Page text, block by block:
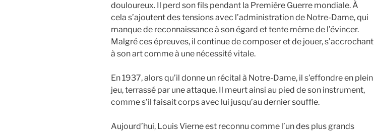
douloureux. Il perd son fils pendant la Première Guerre mondiale. À
cela s’ajoutent des tensions avec l’administration de Notre-Dame, qui
manque de reconnaissance à son égard et tente même de l’évincer.
Malgré ces épreuves, il continue de composer et de jouer, s’accrochant
à son art comme à une nécessité vitale.
En 1937, alors qu’il donne un récital à Notre-Dame, il s’effondre en plein
jeu, terrassé par une attaque. Il meurt ainsi au pied de son instrument,
comme s’il faisait corps avec lui jusqu’au dernier souffle.
Aujourd’hui, Louis Vierne est reconnu comme l’un des plus grands